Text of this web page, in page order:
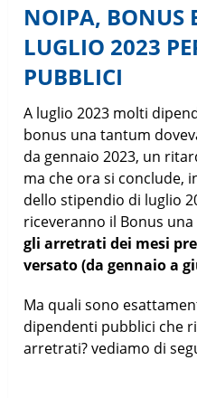
NOIPA, BONUS
LUGLIO 2023
PUBBLICI
A luglio 2023 molti
bonus una tantum
da gennaio 2023, un
ma che ora si conclude,
dello stipendio di luglio
riceveranno il Bonus
gli arretrati dei mesi
versato (da gennaio a
Ma quali sono
dipendenti pubblici che
arretrati? vediamo di